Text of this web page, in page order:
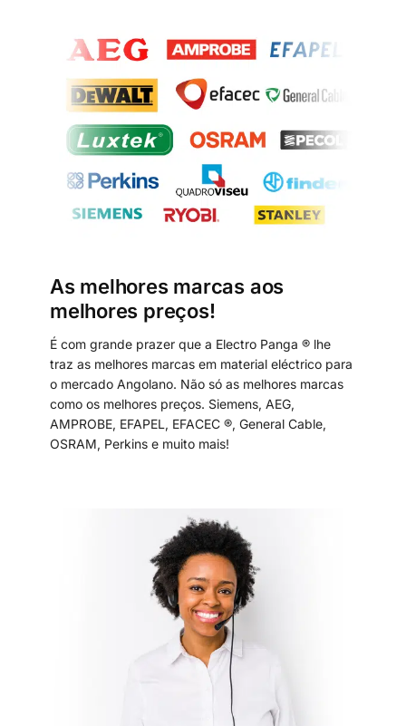
As melhores marcas aos
melhores preços!
É com grande prazer que a Electro Panga ® lhe
traz as melhores marcas em material eléctrico para
o mercado Angolano. Não só as melhores marcas
como os melhores preços. Siemens, AEG,
AMPROBE, EFAPEL, EFACEC ®, General Cable,
OSRAM, Perkins e muito mais!